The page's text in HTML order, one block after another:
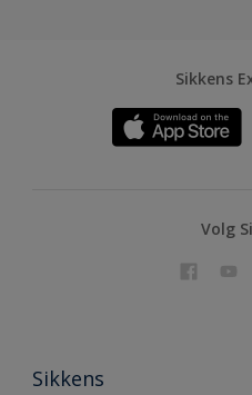
Sikkens
Volg
Sikkens